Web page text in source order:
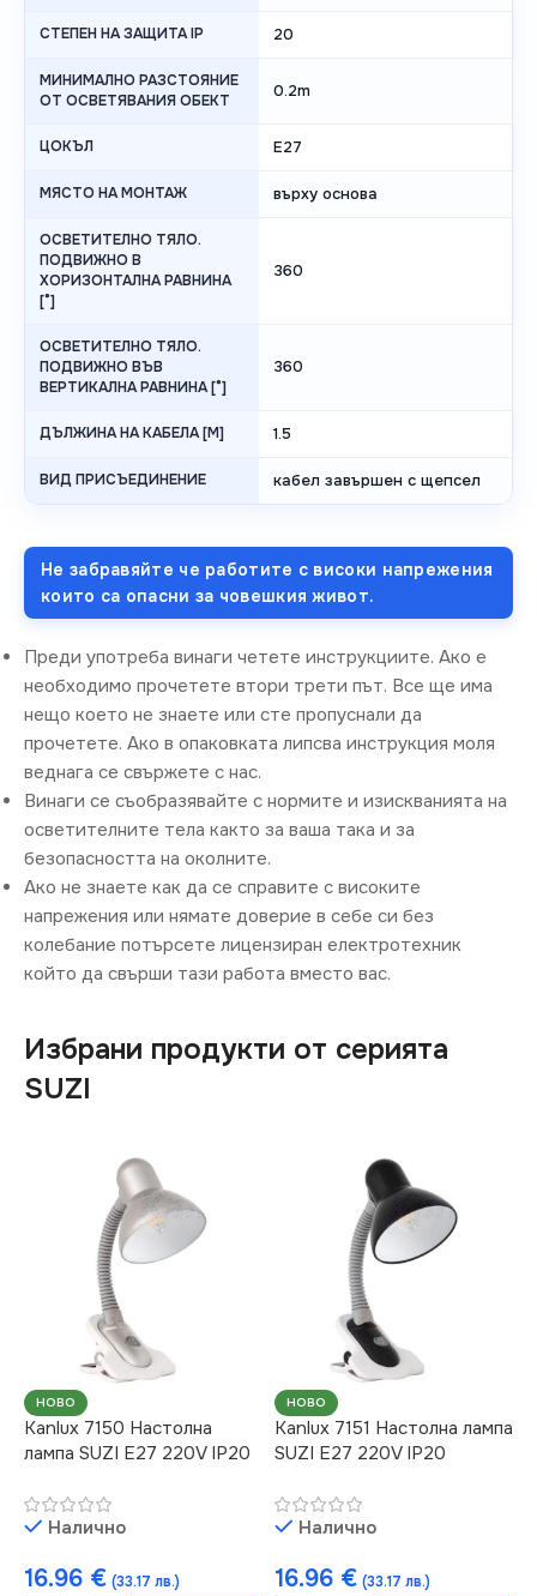
СТЕПЕН НА ЗАЩИТА IP 20
МИНИМАЛНО РАЗСТОЯНИЕ
ОТ ОСВЕТЯВАНИЯ ОБЕКТ
0.2m
ЦОКЪЛ E27
МЯСТО НА МОНТАЖ върху основа
ОСВЕТИТЕЛНО ТЯЛО.
ПОДВИЖНО В
ХОРИЗОНТАЛНА РАВНИНА
[°]
360
ОСВЕТИТЕЛНО ТЯЛО.
ПОДВИЖНО ВЪВ
ВЕРТИКАЛНА РАВНИНА [°]
360
ДЪЛЖИНА НА КАБЕЛА [M] 1.5
ВИД ПРИСЪЕДИНЕНИЕ кабел завършен с щепсел
Не забравяйте че работите с високи напрежения
които са опасни за човешкия живот.
Преди употреба винаги четете инструкциите. Ако е
необходимо прочетете втори трети път. Все ще има
нещо което не знаете или сте пропуснали да
прочетете. Ако в опаковката липсва инструкция моля
веднага се свържете с нас.
Винаги се съобразявайте с нормите и изискванията на
осветителните тела както за ваша така и за
безопасността на околните.
Ако не знаете как да се справите с високите
напрежения или нямате доверие в себе си без
колебание потърсете лицензиран електротехник
който да свърши тази работа вместо вас.
Избрани продукти от серията
SUZI
НОВО
Kanlux 7150 Настолна
лампа SUZI E27 220V IP20
Налично
16.96 € (33.17 лв.)
НОВО
Kanlux 7151 Настолна лампа
SUZI E27 220V IP20
Налично
16.96 € (33.17 лв.)